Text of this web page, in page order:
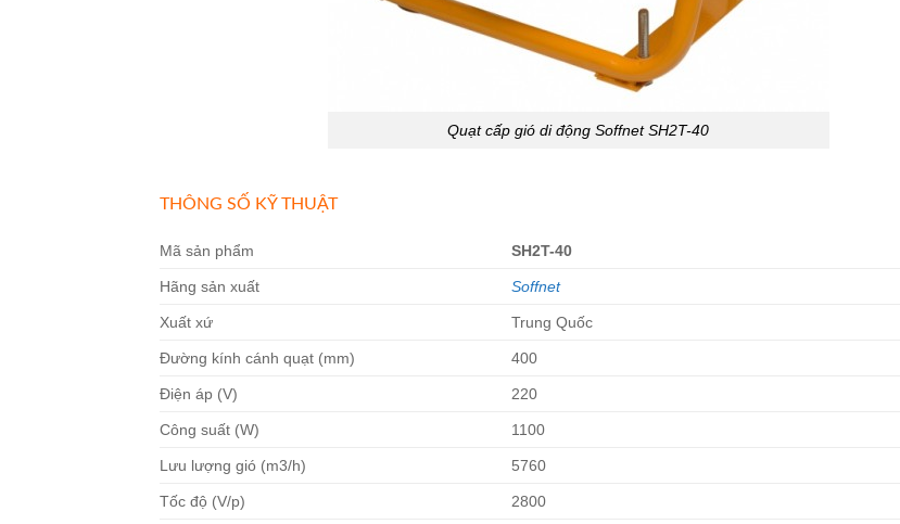
Quạt cấp gió di động Soffnet SH2T-40
THÔNG SỐ KỸ THUẬT
Mã sản phẩm SH2T-40
Hãng sản xuất Soffnet
Xuất xứ Trung Quốc
Đường kính cánh quạt (mm) 400
Điện áp (V) 220
Công suất (W) 1100
Lưu lượng gió (m3/h) 5760
Tốc độ (V/p) 2800